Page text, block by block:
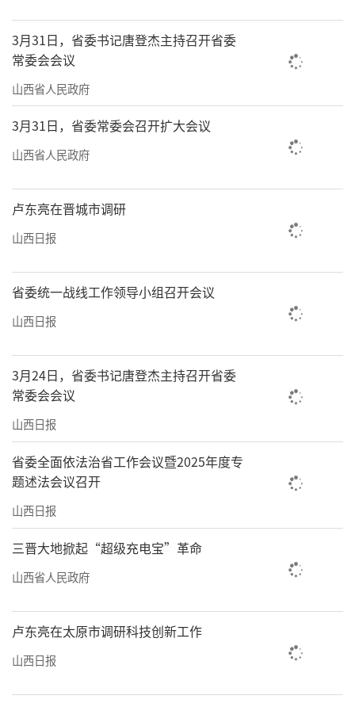
3月31日，省委书记唐登杰主持召开省委
常委会会议
山西省人民政府
3月31日，省委常委会召开扩大会议
山西省人民政府
卢东亮在晋城市调研
山西日报
省委统一战线工作领导小组召开会议
山西日报
3月24日，省委书记唐登杰主持召开省委
常委会会议
山西日报
省委全面依法治省工作会议暨2025年度专
题述法会议召开
山西日报
三晋大地掀起“超级充电宝”革命
山西省人民政府
卢东亮在太原市调研科技创新工作
山西日报